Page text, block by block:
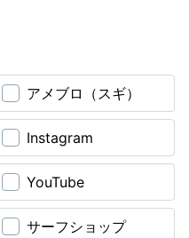
は ガイド延長決定時にお支払
備えて、必ず海外旅行保険な
弊社側では保険は用意して
・病気等のトラブル、お荷物
ラブルや詐欺等といった各種
なり、当社は責任を負いかねま
お客様の怪我、疾病などの治
アメブロ（スギ）
Instagram
YouTube
サーフショップ